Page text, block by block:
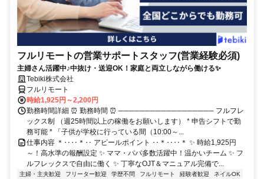
フルリモートの営業サポートスタッフ(営業経験必須)
主婦さん活躍中♪中抜け・送迎OK！家庭と両立しながら働ける✨
Tebiki株式会社
フルリモート
時給1,925円～2,200円
勤務時間詳細 ⏰ 勤務時間 ⏰ ────────────────── フルフレ
ックス制 （週25時間以上の稼働をお願いします） * 申告シフトで勤
務可能 * 「子供が学校に行っている間（10:00～...
仕事内容 ＊‥‥＊‥ アピールポイント ‥＊‥‥＊ ✨ 時給1,925円
～！高水準の報酬設定 ✨ ママ・パパ多数活躍中！温かいチーム ✨ フ
ルフレックスで自由に働く ✨ 丁寧なOJT＆マニュアル完備で...
主婦・主夫歓迎 フリーター歓迎 学歴不問 フルリモート 経験者歓迎
ネイルOK